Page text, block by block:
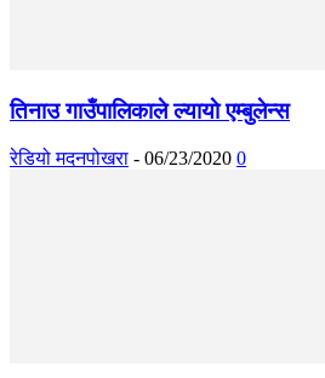
तिनाउ गाउँपालिकाले ल्यायाे एम्बुलेन्स
रेडियो मदनपोखरा - 06/23/2020 0